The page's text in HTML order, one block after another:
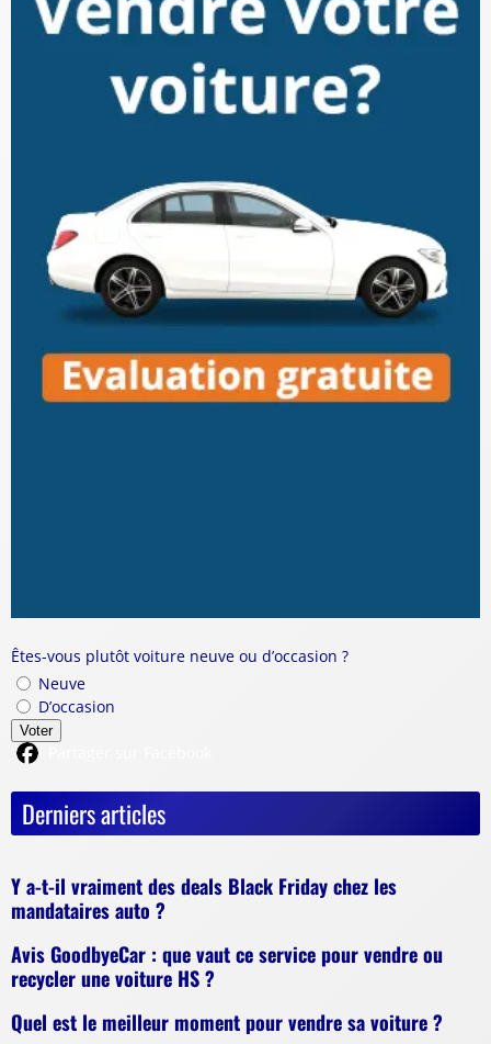
Êtes-vous plutôt voiture neuve ou d’occasion ?
Neuve
D’occasion
Voter
Derniers articles
Y a-t-il vraiment des deals Black Friday chez les
mandataires auto ?
Avis GoodbyeCar : que vaut ce service pour vendre ou
recycler une voiture HS ?
Quel est le meilleur moment pour vendre sa voiture ?